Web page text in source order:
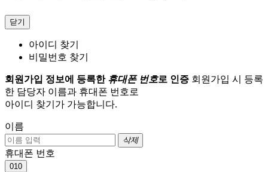
닫기
아이디 찾기
비밀번호 찾기
회원가입 정보에 등록한 휴대폰 번호로 인증 회원가입 시 등록
한 담당자 이름과 휴대폰 번호로
아이디 찾기가 가능합니다.
이름
삭제
휴대폰 번호
010